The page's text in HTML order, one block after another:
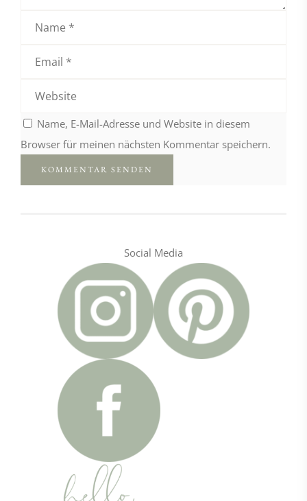
Name, E-Mail-Adresse und Website in diesem
Browser für meinen nächsten Kommentar speichern.
Social Media